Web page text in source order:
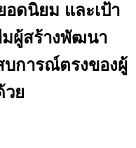
อดนิยม และเป้า
ผู้สร้างพัฒนา
บการณ์ตรงของผู้
ย